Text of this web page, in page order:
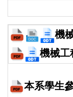
機
機械工
本系學生